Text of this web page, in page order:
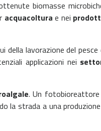
biomasse
acquacoltura e nei
della lavorazione del
applicazioni nei
. Un fotobioreattore
la strada a una